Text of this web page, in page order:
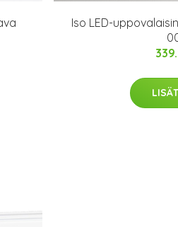
Iso LED-